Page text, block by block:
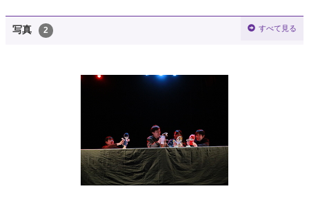
写真 2 すべて見る